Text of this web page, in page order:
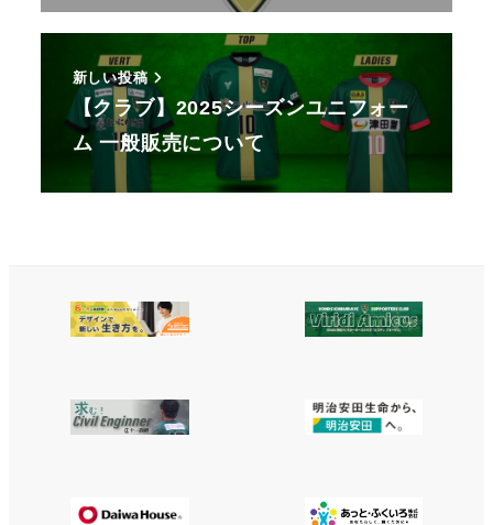
新しい投稿
【クラブ】2025シーズンユニフォー
ム 一般販売について